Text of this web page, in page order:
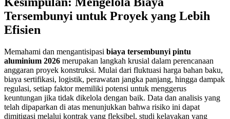
Tersembunyi untuk Proyek yang Lebih
Efisien
Memahami dan mengantisipasi biaya tersembunyi pintu
aluminium 2026 merupakan langkah krusial dalam perencanaan
anggaran proyek konstruksi. Mulai dari fluktuasi harga bahan baku,
biaya sertifikasi, logistik, perawatan jangka panjang, hingga dampak
regulasi, setiap faktor memiliki potensi untuk menggerus
keuntungan jika tidak dikelola dengan baik. Data dan analisis yang
telah dipaparkan di atas menunjukkan bahwa risiko ini dapat
dimitigasi melalui kontrak yang fleksibel, studi kelayakan yang